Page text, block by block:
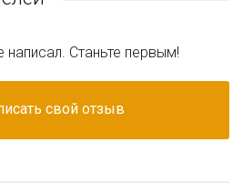
свой отзыв
написал. Станьте первым!